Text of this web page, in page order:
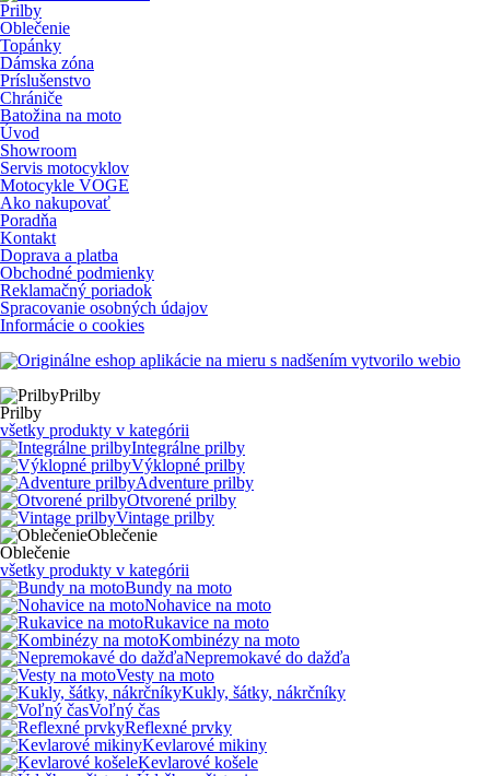
Prilby
Oblečenie
Topánky
Dámska zóna
Príslušenstvo
Chrániče
Batožina na moto
Úvod
Showroom
Servis motocyklov
Motocykle VOGE
Ako nakupovať
Poradňa
Kontakt
Doprava a platba
Obchodné podmienky
Reklamačný poriadok
Spracovanie osobných údajov
Informácie o cookies
s nadšením vytvorilo webio
Prilby
Prilby
všetky produkty v kategórii
Integrálne prilby
Výklopné prilby
Adventure prilby
Otvorené prilby
Vintage prilby
Oblečenie
Oblečenie
všetky produkty v kategórii
Bundy na moto
Nohavice na moto
Rukavice na moto
Kombinézy na moto
Nepremokavé do dažďa
Vesty na moto
Kukly, šátky, nákrčníky
Voľný čas
Reflexné prvky
Kevlarové mikiny
Kevlarové košele